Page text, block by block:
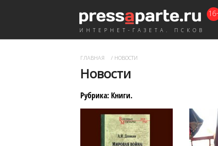
ИНТЕРНЕТ-ГАЗЕТА. ПСКОВ
ГЛАВНАЯ / НОВОСТИ
Новости
Рубрика: Книги.